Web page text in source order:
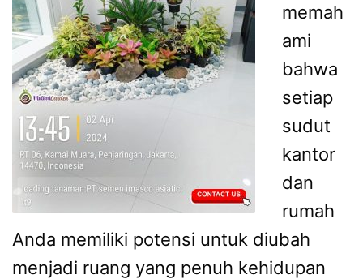
memah
ami
bahwa
setiap
sudut
kantor
dan
rumah
Anda memiliki potensi untuk diubah
menjadi ruang yang penuh kehidupan